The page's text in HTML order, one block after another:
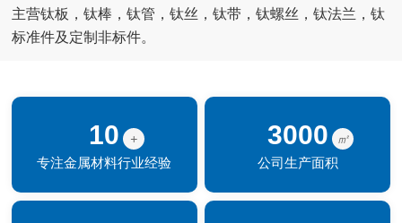
主营钛板，钛棒，钛管，钛丝，钛带，钛螺丝，钛法兰，钛
标准件及定制非标件。
10
+
专注金属材料行业经验
3000
㎡
公司生产面积